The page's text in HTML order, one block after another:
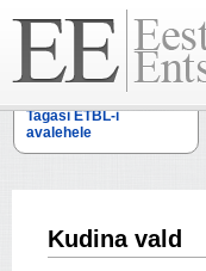
Tagasi ETBL-i
avalehele
Kudina vald